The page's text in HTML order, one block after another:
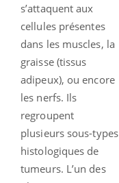
s’attaquent aux
cellules présentes
dans les muscles, la
graisse (tissus
adipeux), ou encore
les nerfs. Ils
regroupent
plusieurs sous-types
histologiques de
tumeurs. L’un des